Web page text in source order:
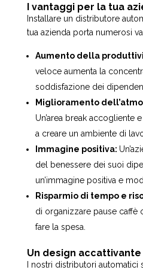
I vantaggi per la tua
Installare un distributore
tua azienda porta numerosi
Aumento della
veloce aumenta la
soddisfazione dei
Miglioramento
Un’area break accogliente
a creare un ambiente di
Immagine positiva:
del benessere dei suoi
un’immagine positiva e
Risparmio di tempo e
di organizzare pause caffè
fare la spesa.
Un design
I nostri distributori